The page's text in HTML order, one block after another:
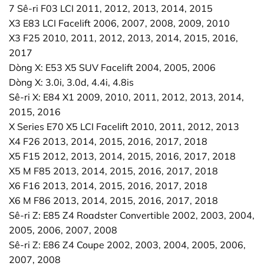
7 Sê-ri F03 LCI 2011, 2012, 2013, 2014, 2015
X3 E83 LCI Facelift 2006, 2007, 2008, 2009, 2010
X3 F25 2010, 2011, 2012, 2013, 2014, 2015, 2016,
2017
Dòng X: E53 X5 SUV Facelift 2004, 2005, 2006
Dòng X: 3.0i, 3.0d, 4.4i, 4.8is
Sê-ri X: E84 X1 2009, 2010, 2011, 2012, 2013, 2014,
2015, 2016
X Series E70 X5 LCI Facelift 2010, 2011, 2012, 2013
X4 F26 2013, 2014, 2015, 2016, 2017, 2018
X5 F15 2012, 2013, 2014, 2015, 2016, 2017, 2018
X5 M F85 2013, 2014, 2015, 2016, 2017, 2018
X6 F16 2013, 2014, 2015, 2016, 2017, 2018
X6 M F86 2013, 2014, 2015, 2016, 2017, 2018
Sê-ri Z: E85 Z4 Roadster Convertible 2002, 2003, 2004,
2005, 2006, 2007, 2008
Sê-ri Z: E86 Z4 Coupe 2002, 2003, 2004, 2005, 2006,
2007, 2008